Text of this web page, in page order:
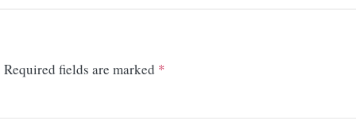
Required fields are marked *